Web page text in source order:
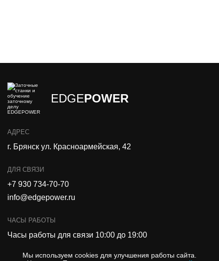
EDGEPOWER
АДРЕС
г. Брянск ул. Красноармейская, 42
ДЛЯ СВЯЗИ
+7 930 734-70-70
info@edgepower.ru
ЧАСЫ РАБОТЫ
Часы работы для связи 10:00 до 19:00
Мы используем cookies для улучшения работы сайта.